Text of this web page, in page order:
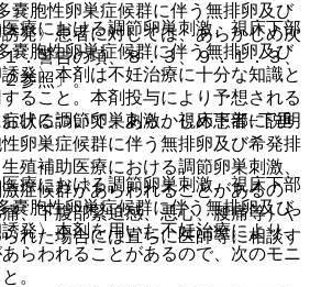
嚢胞性卵巣症候群に伴う無排卵及び
発〉患者に対しては、あらかじめ次
．警告の項、８．３、９．１．３、
参照〕。
ける調節卵巣刺激、視床下部−下垂
卵巣症候群に伴う無排卵及び希発排
殖補助医療における調節卵巣刺激、
症候群があらわれることがあるの
、下腹部緊迫感、悪心、腰痛等）や
れた場合には直ちに医師等に相談す
療における調節卵巣刺激、視床下部
嚢胞性卵巣症候群に伴う無排卵及び
発〉本剤は不妊治療に十分な知識と
ること。本剤投与により予想される
状について、あらかじめ患者に説明
療における調節卵巣刺激、視床下部
嚢胞性卵巣症候群に伴う無排卵及び
発〉本剤を用いた不妊治療により、
らわれることがあるので、次のモニ
。